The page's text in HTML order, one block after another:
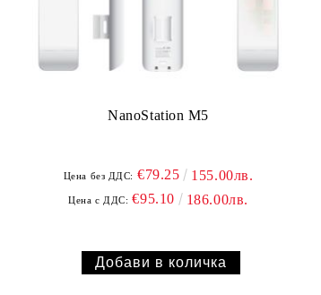
NanoStation M5
Цена без ДДС: €79.25 155.00лв.
Цена с ДДС: €95.10 186.00лв.